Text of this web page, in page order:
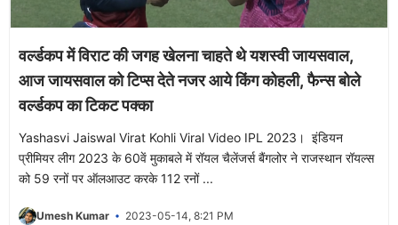
वर्ल्डकप में विराट की जगह खेलना चाहते थे यशस्वी जायसवाल,
आज जायसवाल को टिप्स देते नजर आये किंग कोहली, फैन्स बोले
वर्ल्डकप का टिकट पक्का
Yashasvi Jaiswal Virat Kohli Viral Video IPL 2023। इंडियन
प्रीमियर लीग 2023 के 60वें मुकाबले में रॉयल चैलेंजर्स बैंगलोर ने राजस्थान रॉयल्स
को 59 रनों पर ऑलआउट करके 112 रनों ...
Umesh Kumar 2023-05-14, 8:21 PM